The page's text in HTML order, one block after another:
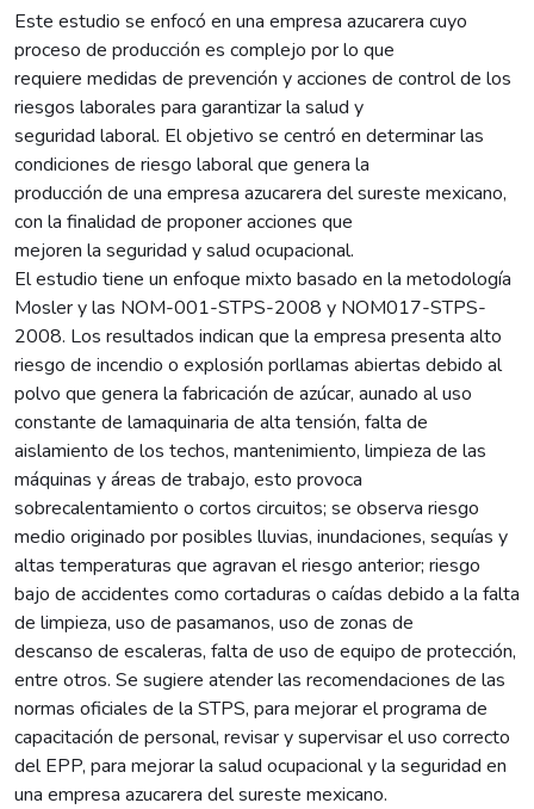
Este estudio se enfocó en una empresa azucarera cuyo
proceso de producción es complejo por lo que
requiere medidas de prevención y acciones de control de los
riesgos laborales para garantizar la salud y
seguridad laboral. El objetivo se centró en determinar las
condiciones de riesgo laboral que genera la
producción de una empresa azucarera del sureste mexicano,
con la finalidad de proponer acciones que
mejoren la seguridad y salud ocupacional.
El estudio tiene un enfoque mixto basado en la metodología
Mosler y las NOM-001-STPS-2008 y NOM017-STPS-
2008. Los resultados indican que la empresa presenta alto
riesgo de incendio o explosión porllamas abiertas debido al
polvo que genera la fabricación de azúcar, aunado al uso
constante de lamaquinaria de alta tensión, falta de
aislamiento de los techos, mantenimiento, limpieza de las
máquinas y áreas de trabajo, esto provoca
sobrecalentamiento o cortos circuitos; se observa riesgo
medio originado por posibles lluvias, inundaciones, sequías y
altas temperaturas que agravan el riesgo anterior; riesgo
bajo de accidentes como cortaduras o caídas debido a la falta
de limpieza, uso de pasamanos, uso de zonas de
descanso de escaleras, falta de uso de equipo de protección,
entre otros. Se sugiere atender las recomendaciones de las
normas oficiales de la STPS, para mejorar el programa de
capacitación de personal, revisar y supervisar el uso correcto
del EPP, para mejorar la salud ocupacional y la seguridad en
una empresa azucarera del sureste mexicano.